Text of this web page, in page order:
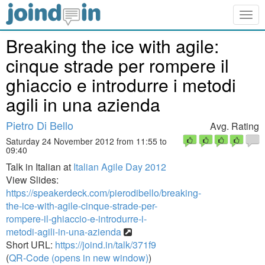
Breaking the ice with agile:
cinque strade per rompere il
ghiaccio e introdurre i metodi
agili in una azienda
Pietro Di Bello
Saturday 24 November 2012 from 11:55 to
09:40
Talk in Italian at Italian Agile Day 2012
View Slides:
https://speakerdeck.com/pierodibello/breaking-
the-ice-with-agile-cinque-strade-per-
rompere-il-ghiaccio-e-introdurre-i-
metodi-agili-in-una-azienda
Short URL: https://joind.in/talk/371f9
(QR-Code (opens in new window))
Avg. Rating